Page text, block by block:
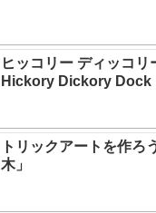
ヒッコリー ディッコリ
Hickory Dickory Dock
トリックアートを作ろ
木」